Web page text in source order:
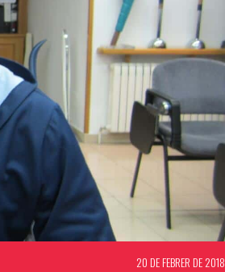
20 DE FEBRER DE 2018